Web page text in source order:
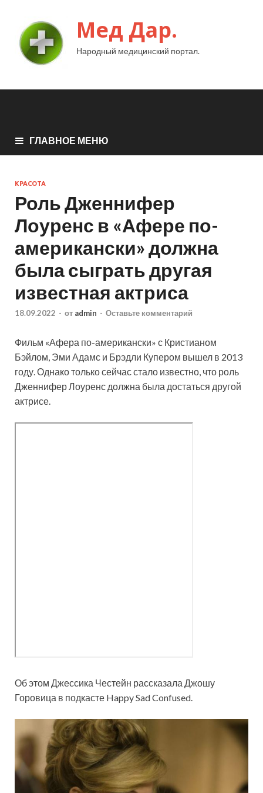
Мед Дар.
Народный медицинский портал.
ГЛАВНОЕ МЕНЮ
КРАСОТА
Роль Дженнифер
Лоуренс в «Афере по-
американски» должна
была сыграть другая
известная актриса
18.09.2022 - от admin - Оставьте комментарий
Фильм «Афера по-американски» с Кристианом
Бэйлом, Эми Адамс и Брэдли Купером вышел в 2013
году. Однако только сейчас стало известно, что роль
Дженнифер Лоуренс должна была достаться другой
актрисе.
Об этом Джессика Честейн рассказала Джошу
Горовица в подкасте Happy Sad Confused.